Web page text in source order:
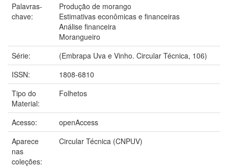
Palavras-
chave:
Produção de morango
Estimativas econômicas e financeiras
Análise financeira
Morangueiro
Série:
(Embrapa Uva e Vinho. Circular Técnica, 106)
ISSN:
1808-6810
Tipo do
Material:
Folhetos
Acesso:
openAccess
Aparece
nas
coleções:
Circular Técnica (CNPUV)